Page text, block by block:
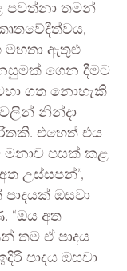
පවත්නා තමන්
මහතා ඇතුළු
ගෙන දීමට
ගත නොහැකි
නින්දා
එහෙත් එය
පසක් කළ
උස්සපන්”,
ඔසවා
“ඔය අත
තම ඒ පාදය
පාදය ඔසවා